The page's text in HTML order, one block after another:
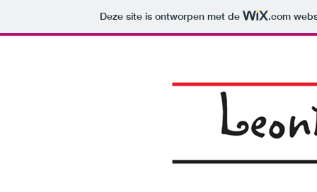
Deze site is ontworpen met de .com